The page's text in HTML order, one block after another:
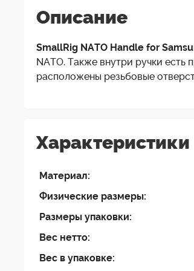
Описание
SmallRig NATO Handle for
NATO. Также внутри ручки есть
расположены резьбовые
Характеристики
Материал:
Физические размеры:
Размеры упаковки:
Вес нетто:
Вес в упаковке: